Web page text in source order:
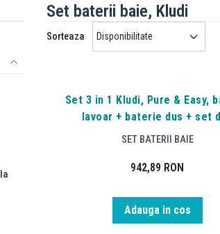
Set baterii baie, Kludi
Sorteaza
Set 3 in 1 Kludi, Pure & Easy,
lavoar + baterie dus + set
SET BATERII BAIE
942,89 RON
Adauga in cos